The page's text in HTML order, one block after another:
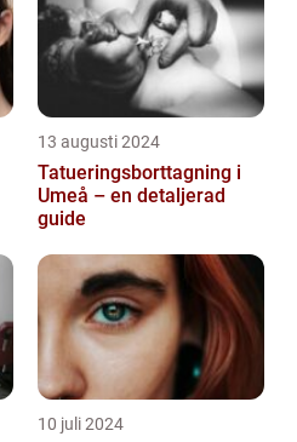
13 augusti 2024
Tatueringsborttagning i
Umeå – en detaljerad
guide
10 juli 2024